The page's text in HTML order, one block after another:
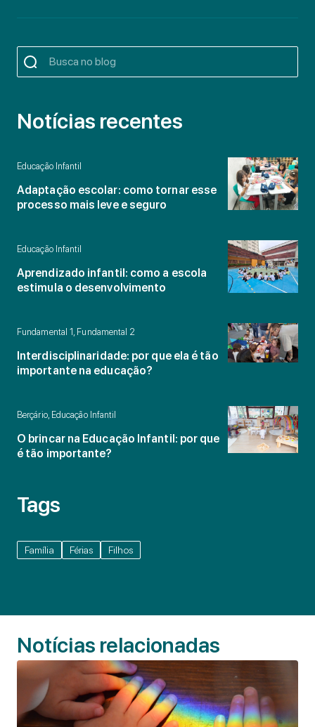
Notícias recentes
Educação Infantil
Adaptação escolar: como tornar esse
processo mais leve e seguro
Educação Infantil
Aprendizado infantil: como a escola
estimula o desenvolvimento
Fundamental 1, Fundamental 2
Interdisciplinaridade: por que ela é tão
importante na educação?
Berçário, Educação Infantil
O brincar na Educação Infantil: por que
é tão importante?
Tags
Família Férias Filhos
Notícias relacionadas